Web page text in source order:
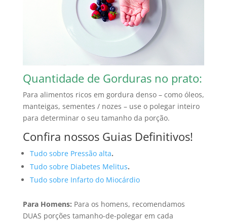
Quantidade de Gorduras no prato:
Para alimentos ricos em gordura denso – como óleos,
manteigas, sementes / nozes – use o polegar inteiro
para determinar o seu tamanho da porção.
Confira nossos Guias Definitivos!
Tudo sobre Pressão alta.
Tudo sobre Diabetes Melitus.
Tudo sobre Infarto do Miocárdio
Para Homens: Para os homens, recomendamos
DUAS porções tamanho-de-polegar em cada